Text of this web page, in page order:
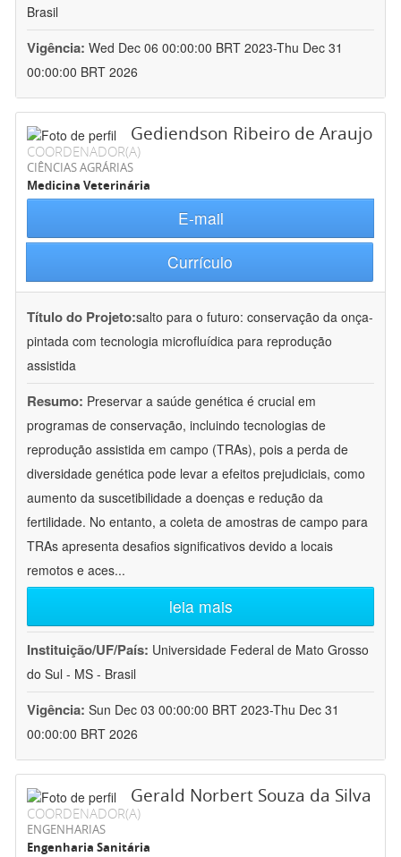
Brasil
Vigência: Wed Dec 06 00:00:00 BRT 2023-Thu Dec 31
00:00:00 BRT 2026
Gediendson Ribeiro de Araujo
COORDENADOR(A)
CIÊNCIAS AGRÁRIAS
Medicina Veterinária
E-mail
Currículo
Título do Projeto:salto para o futuro: conservação da onça-
pintada com tecnologia microfluídica para reprodução
assistida
Resumo: Preservar a saúde genética é crucial em
programas de conservação, incluindo tecnologias de
reprodução assistida em campo (TRAs), pois a perda de
diversidade genética pode levar a efeitos prejudiciais, como
aumento da suscetibilidade a doenças e redução da
fertilidade. No entanto, a coleta de amostras de campo para
TRAs apresenta desafios significativos devido a locais
remotos e aces...
leia mais
Instituição/UF/País: Universidade Federal de Mato Grosso
do Sul - MS - Brasil
Vigência: Sun Dec 03 00:00:00 BRT 2023-Thu Dec 31
00:00:00 BRT 2026
Gerald Norbert Souza da Silva
COORDENADOR(A)
ENGENHARIAS
Engenharia Sanitária